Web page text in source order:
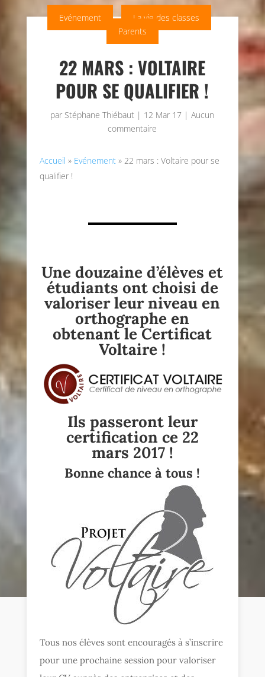
Evénement
La vie des classes
Parents
22 MARS : VOLTAIRE
POUR SE QUALIFIER !
par Stéphane Thiébaut | 12 Mar 17 |Aucun
commentaire
Accueil » Evénement »22 mars : Voltaire pour se
qualifier !
Une douzaine d’élèves et
étudiants ont choisi de
valoriser leur niveau en
orthographe en
obtenant le Certificat
Voltaire !
Ils passeront leur
certification ce 22
mars 2017 !
Bonne chance à tous !
Tous nos élèves sont encouragés à s’inscrire
pour une prochaine session pour valoriser